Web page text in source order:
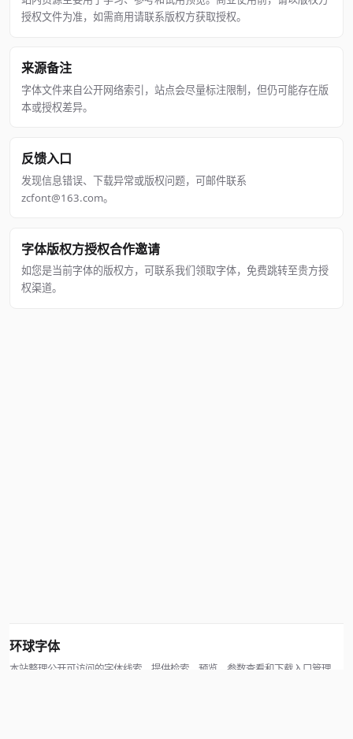
授权文件为准，如需商用请联系版权方获取授权。
来源备注
字体文件来自公开网络索引，站点会尽量标注限制，但仍可能存在版
本或授权差异。
反馈入口
发现信息错误、下载异常或版权问题，可邮件联系
zcfont@163.com。
字体版权方授权合作邀请
如您是当前字体的版权方，可联系我们领取字体，免费跳转至贵方授
权渠道。
环球字体
本站整理公开可访问的字体线索，提供检索、预览、参数查看和下载入口管理。